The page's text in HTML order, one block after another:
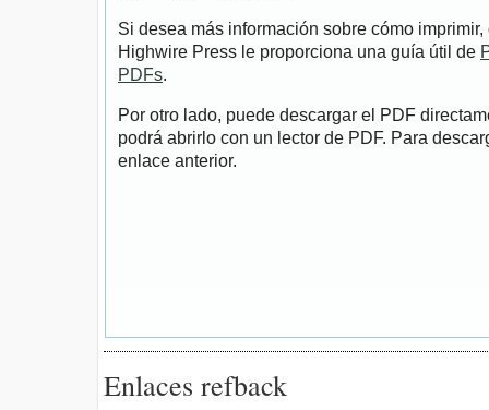
Si desea más información sobre cómo
Highwire Press le proporciona una guía útil de
PDFs.
Por otro lado, puede descargar el PDF
podrá abrirlo con un lector de PDF. Para
enlace anterior.
Enlaces refback